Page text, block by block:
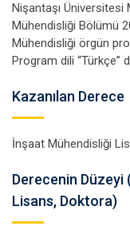
Nişantaşı Üniversitesi
Mühendisliği Bölümü
Mühendisliği örgün
Program dili “Türkçe”
Kazanılan Derece
İnşaat Mühendisliği
Derecenin Düzeyi
Lisans, Doktora)